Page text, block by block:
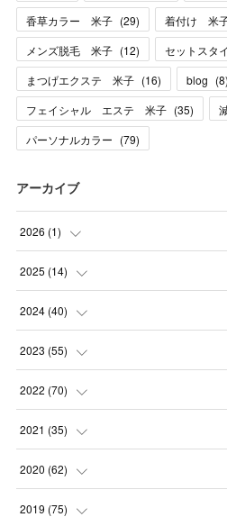
香草カラー 米子 (29) 着付け 米
メンズ脱毛 米子 (12) セットスタ
まつげエクステ 米子 (16) blog (8)
フェイシャル エステ 米子 (35)
パーソナルカラー (79)
アーカイブ
2026 (1)
(1
2025 (14)
(10 )
(1
(1
(2
2024 (40)
(1
(1
(3
(2
2023 (55)
(2
(4
(3
(3
2022 (70)
(7
(11 )
(8
2021 (35)
(5
(7
2020 (62)
(6
2019 (75)